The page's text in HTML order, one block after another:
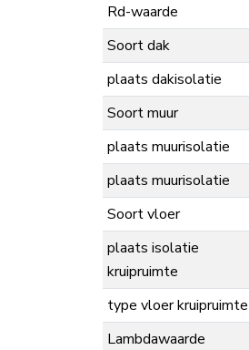
Rd-waarde
Soort dak
plaats dakisolatie
Soort muur
plaats muurisolatie
plaats muurisolatie
Soort vloer
plaats isolatie
kruipruimte
type vloer kruipruimte
Lambdawaarde